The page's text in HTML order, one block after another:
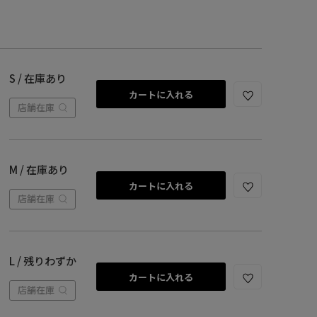
S / 在庫あり
店舗在庫
カートに入れる
M / 在庫あり
店舗在庫
カートに入れる
L / 残りわずか
店舗在庫
カートに入れる